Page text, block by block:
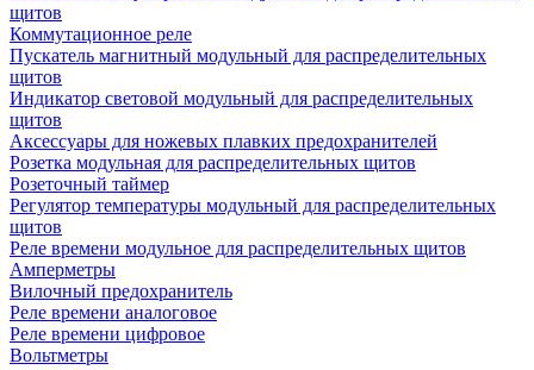
щитов
Коммутационное реле
Пускатель магнитный модульный для распределительных
щитов
Индикатор световой модульный для распределительных
щитов
Аксессуары для ножевых плавких предохранителей
Розетка модульная для распределительных щитов
Розеточный таймер
Регулятор температуры модульный для распределительных
щитов
Реле времени модульное для распределительных щитов
Амперметры
Вилочный предохранитель
Реле времени аналоговое
Реле времени цифровое
Вольтметры